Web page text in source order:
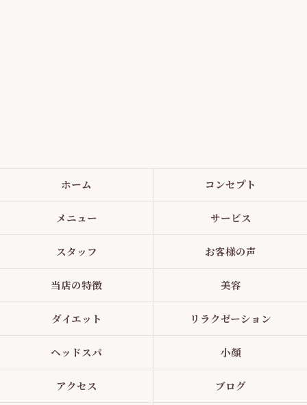
ホーム コンセプト
メニュー サービス
スタッフ お客様の声
当店の特徴 美容
ダイエット リラクゼーション
ヘッドスパ 小顔
アクセス ブログ